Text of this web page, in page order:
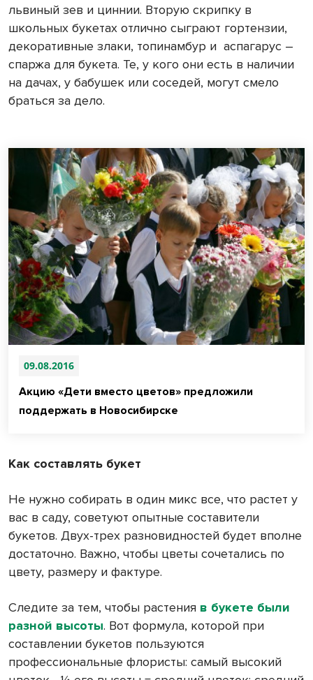
львиный зев и циннии. Вторую скрипку в
школьных букетах отлично сыграют гортензии,
декоративные злаки, топинамбур и аспагарус –
спаржа для букета. Те, у кого они есть в наличии
на дачах, у бабушек или соседей, могут смело
браться за дело.
09.08.2016
Акцию «Дети вместо цветов» предложили
поддержать в Новосибирске
Как составлять букет
Не нужно собирать в один микс все, что растет у
вас в саду, советуют опытные составители
букетов. Двух-трех разновидностей будет вполне
достаточно. Важно, чтобы цветы сочетались по
цвету, размеру и фактуре.
Следите за тем, чтобы растения в букете были
разной высоты. Вот формула, которой при
составлении букетов пользуются
профессиональные флористы: самый высокий